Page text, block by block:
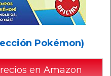
Pokémon)
en Amazon